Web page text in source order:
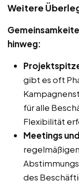
Weitere
hinweg:
gibt es oft
für alle
Flexibilität
Meetings
des